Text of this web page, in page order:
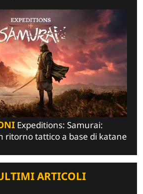
Expeditions: Samurai:
ritorno tattico a base di katane
ARTICOLI